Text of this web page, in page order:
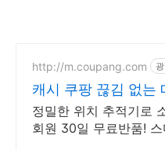
http://m.coupang.com
캐시 쿠팡 끊김 없는
정밀한 위치 추적기로
회원 30일 무료반품!